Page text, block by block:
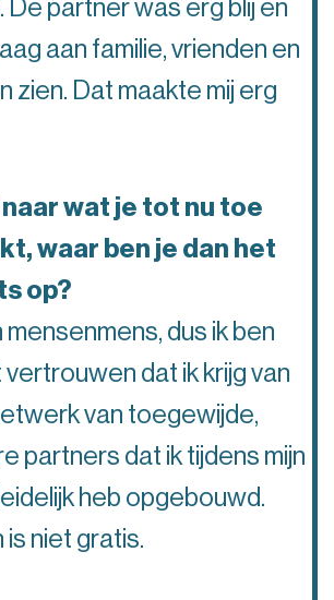
De partner was erg blij en
aan familie, vrienden en
zien. Dat maakte mij erg
wat je tot nu toe
waar ben je dan het
op?
mensenmens, dus ik ben
dat ik krijg van
van toegewijde,
partners dat ik tijdens mijn
heb opgebouwd.
niet gratis.